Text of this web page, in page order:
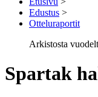
Edustus >
Otteluraportit
Arkistosta
Spartak